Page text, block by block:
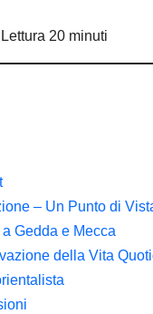
20 minuti
– Un Punto di
a Gedda e Mecca
della Vita